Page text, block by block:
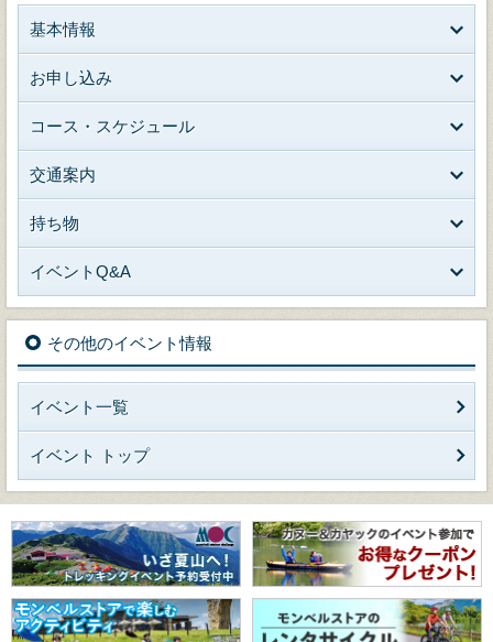
基本情報
お申し込み
コース・スケジュール
交通案内
持ち物
イベントQ&A
その他のイベント情報
イベント一覧
イベント トップ